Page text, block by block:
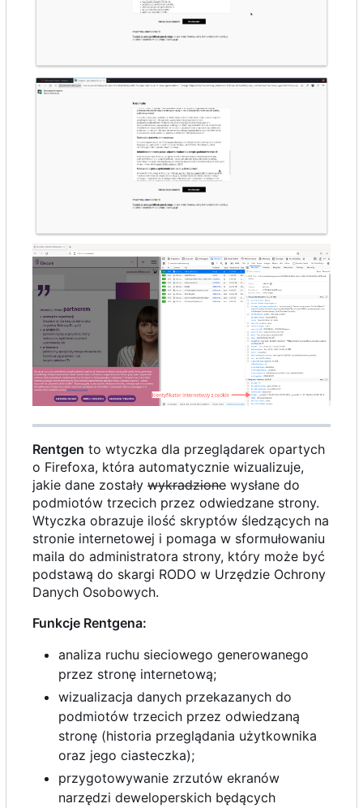
Rentgen to wtyczka dla przeglądarek opartych
o Firefoxa, która automatycznie wizualizuje,
jakie dane zostały wykradzione wysłane do
podmiotów trzecich przez odwiedzane strony.
Wtyczka obrazuje ilość skryptów śledzących na
stronie internetowej i pomaga w sformułowaniu
maila do administratora strony, który może być
podstawą do skargi RODO w Urzędzie Ochrony
Danych Osobowych.
Funkcje Rentgena:
analiza ruchu sieciowego generowanego
przez stronę internetową;
wizualizacja danych przekazanych do
podmiotów trzecich przez odwiedzaną
stronę (historia przeglądania użytkownika
oraz jego ciasteczka);
przygotowywanie zrzutów ekranów
narzędzi deweloperskich będących